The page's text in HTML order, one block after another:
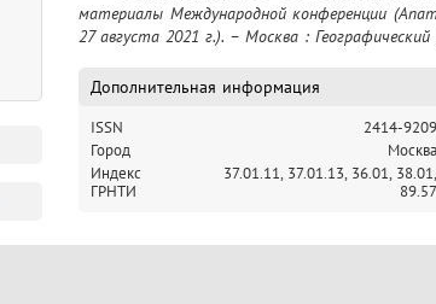
материалы Международной конференции
27 августа 2021 г.). – Москва :
Дополнительная информация
ISSN
2414-9209
Город
Москва
Индекс
ГРНТИ
37.01.11, 37.01.13, 36.01, 38.01,
89.57